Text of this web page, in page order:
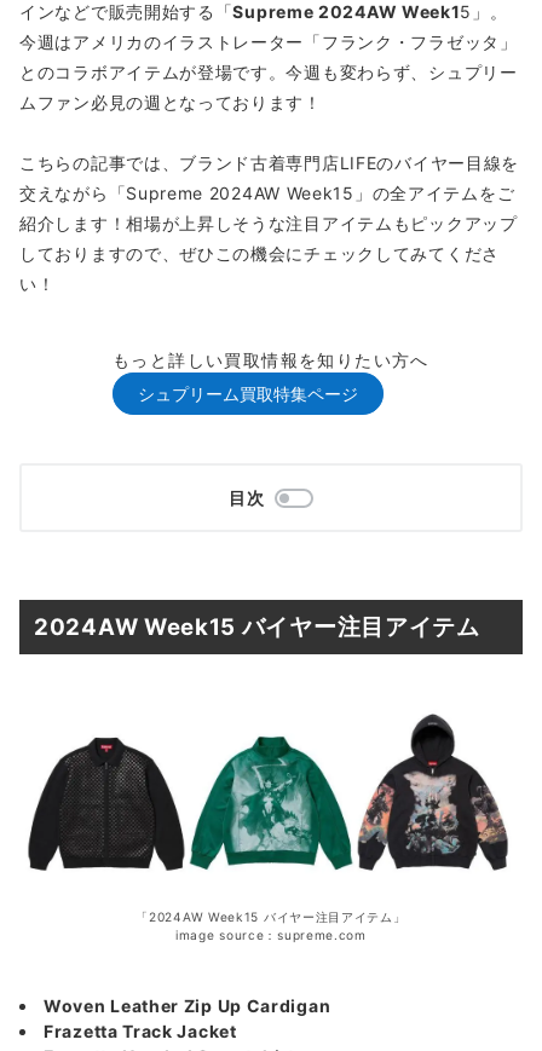
インなどで販売開始する「Supreme 2024AW Week15」。
今週はアメリカのイラストレーター「フランク・フラゼッタ」
とのコラボアイテムが登場です。今週も変わらず、シュプリー
ムファン必見の週となっております！
こちらの記事では、ブランド古着専門店LIFEのバイヤー目線を
交えながら「Supreme 2024AW Week15」の全アイテムをご
紹介します！相場が上昇しそうな注目アイテムもピックアップ
しておりますので、ぜひこの機会にチェックしてみてくださ
い！
もっと詳しい買取情報を知りたい方へ
シュプリーム買取特集ページ
目次
2024AW Week15 バイヤー注目アイテム
「2024AW Week15 バイヤー注目アイテム」
image source：supreme.com
Woven Leather Zip Up Cardigan
Frazetta Track Jacket